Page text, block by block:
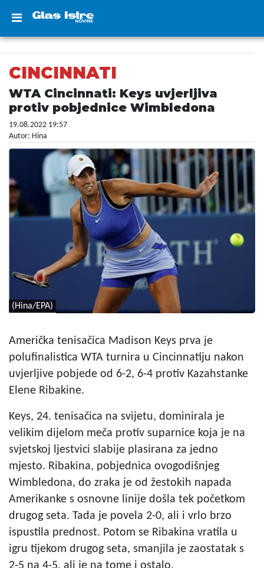
CINCINNATI
WTA Cincinnati: Keys uvjerljiva
protiv pobjednice Wimbledona
19.08.2022 19:57
Autor: Hina
(Hina/EPA)
Američka tenisačica Madison Keys prva je
polufinalistica WTA turnira u Cincinnatiju nakon
uvjerljive pobjede od 6-2, 6-4 protiv Kazahstanke
Elene Ribakine.
Keys, 24. tenisačica na svijetu, dominirala je
velikim dijelom meča protiv suparnice koja je na
svjetskoj ljestvici slabije plasirana za jedno
mjesto. Ribakina, pobjednica ovogodišnjeg
Wimbledona, do zraka je od žestokih napada
Amerikanke s osnovne linije došla tek početkom
drugog seta. Tada je povela 2-0, ali i vrlo brzo
ispustila prednost. Potom se Ribakina vratila u
igru tijekom drugog seta, smanjila je zaostatak s
2-5 na 4-5, ali je na tome i ostalo.